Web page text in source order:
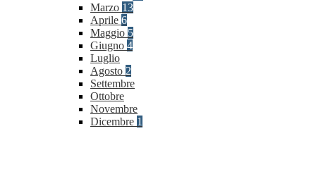
Marzo 13
Aprile 6
Maggio 5
Giugno 4
Luglio
Agosto 2
Settembre
Ottobre
Novembre
Dicembre 1